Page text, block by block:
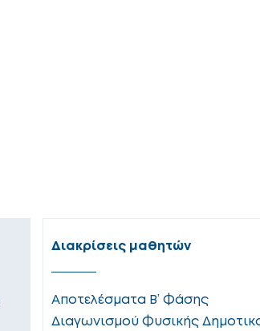
Διακρίσεις μαθητών
Αποτελέσματα Β’ Φάσης
Διαγωνισμού Φυσικής